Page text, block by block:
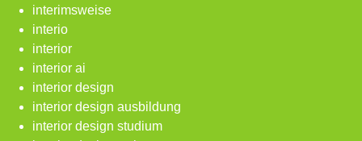
interimsweise
interio
interior
interior ai
interior design
interior design ausbildung
interior design studium